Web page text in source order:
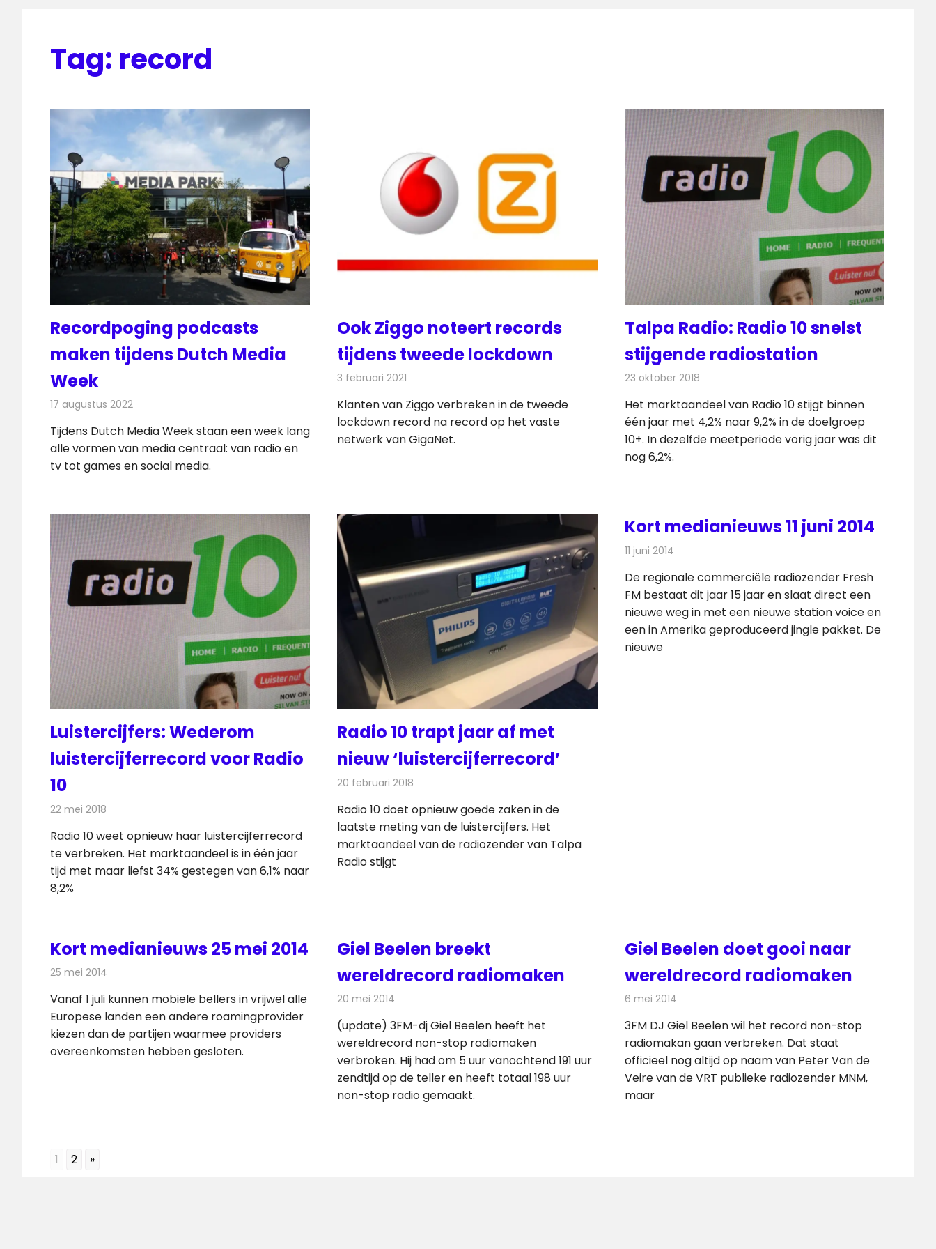
Tag: record
Recordpoging podcasts
maken tijdens Dutch Media
Week
17 augustus 2022
Tijdens Dutch Media Week staan een week lang
alle vormen van media centraal: van radio en
tv tot games en social media.
Ook Ziggo noteert records
tijdens tweede lockdown
3 februari 2021
Klanten van Ziggo verbreken in de tweede
lockdown record na record op het vaste
netwerk van GigaNet.
Talpa Radio: Radio 10 snelst
stijgende radiostation
23 oktober 2018
Het marktaandeel van Radio 10 stijgt binnen
één jaar met 4,2% naar 9,2% in de doelgroep
10+. In dezelfde meetperiode vorig jaar was dit
nog 6,2%.
Luistercijfers: Wederom
luistercijferrecord voor Radio
10
22 mei 2018
Radio 10 weet opnieuw haar luistercijferrecord
te verbreken. Het marktaandeel is in één jaar
tijd met maar liefst 34% gestegen van 6,1% naar
8,2%
Radio 10 trapt jaar af met
nieuw ‘luistercijferrecord’
20 februari 2018
Radio 10 doet opnieuw goede zaken in de
laatste meting van de luistercijfers. Het
marktaandeel van de radiozender van Talpa
Radio stijgt
Kort medianieuws 11 juni 2014
11 juni 2014
De regionale commerciële radiozender Fresh
FM bestaat dit jaar 15 jaar en slaat direct een
nieuwe weg in met een nieuwe station voice en
een in Amerika geproduceerd jingle pakket. De
nieuwe
Kort medianieuws 25 mei 2014
25 mei 2014
Vanaf 1 juli kunnen mobiele bellers in vrijwel alle
Europese landen een andere roamingprovider
kiezen dan de partijen waarmee providers
overeenkomsten hebben gesloten.
Giel Beelen breekt
wereldrecord radiomaken
20 mei 2014
(update) 3FM-dj Giel Beelen heeft het
wereldrecord non-stop radiomaken
verbroken. Hij had om 5 uur vanochtend 191 uur
zendtijd op de teller en heeft totaal 198 uur
non-stop radio gemaakt.
Giel Beelen doet gooi naar
wereldrecord radiomaken
6 mei 2014
3FM DJ Giel Beelen wil het record non-stop
radiomakan gaan verbreken. Dat staat
officieel nog altijd op naam van Peter Van de
Veire van de VRT publieke radiozender MNM,
maar
1 2 »